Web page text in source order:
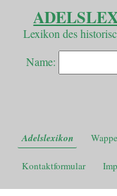
Lexikon des
Name:
Adelslexikon
Kontaktformular